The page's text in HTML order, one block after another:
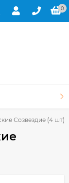
0
Созвездие (4 шт)